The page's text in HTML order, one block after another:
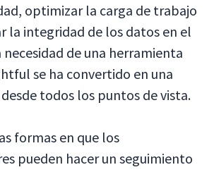
optimizar la carga de trabajo
la integridad de los datos en el
necesidad de una herramienta
se ha convertido en una
todos los puntos de vista.
formas en que los
pueden hacer un seguimiento